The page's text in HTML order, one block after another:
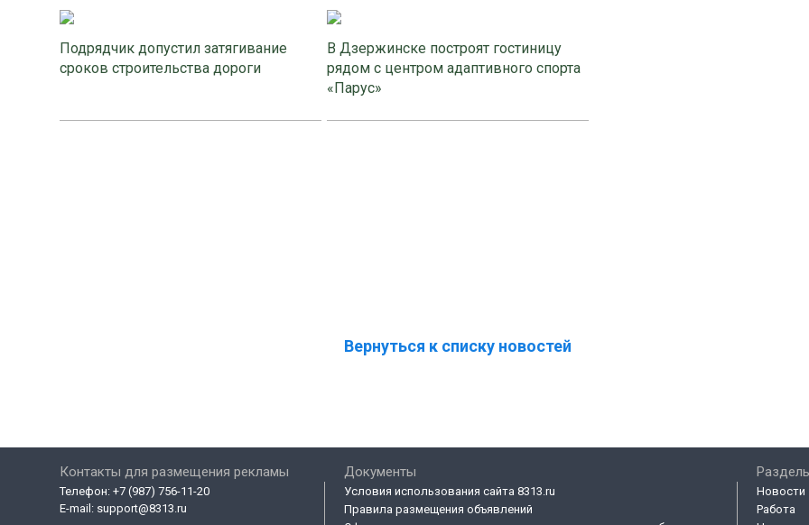
Подрядчик допустил затягивание
сроков строительства дороги
В Дзержинске построят гостиницу
рядом с центром адаптивного спорта
«Парус»
Вернуться к списку новостей
Контакты для размещения рекламы
Телефон: +7 (987) 756-11-20
E-mail: support@8313.ru
Документы
Условия использования сайта 8313.ru
Правила размещения объявлений
Новости
Работа